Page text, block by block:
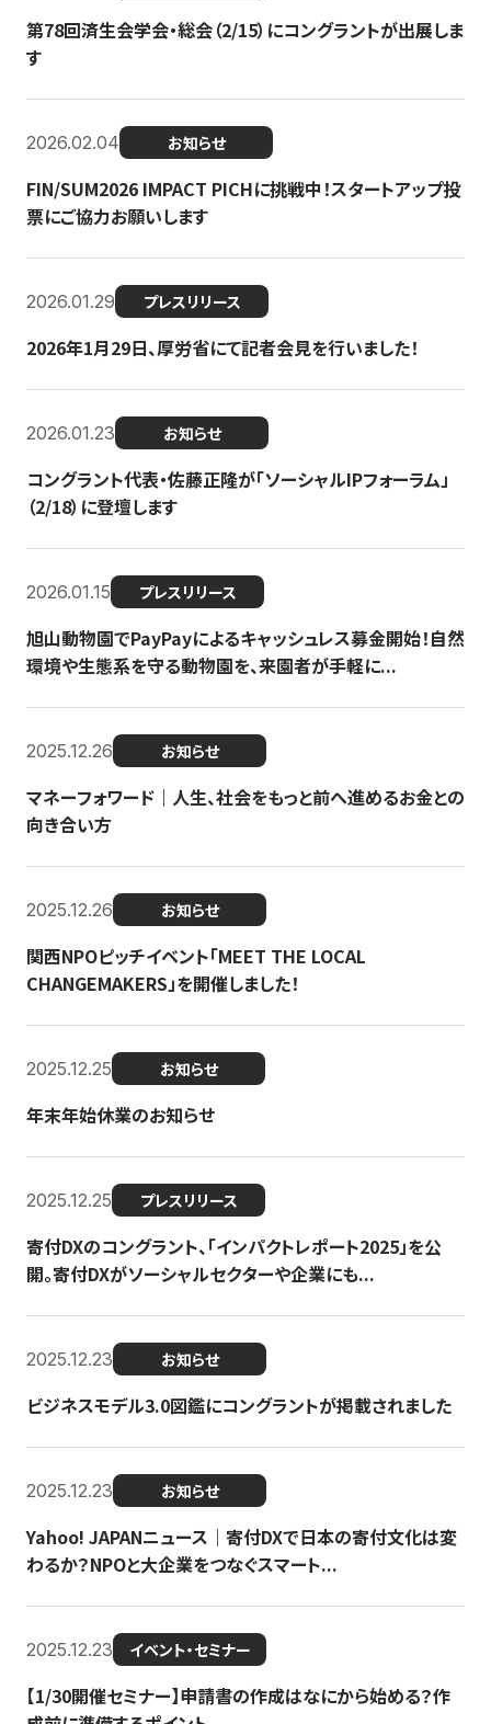
第78回済生会学会・総会（2/15）にコングラントが出展しま
す
2026.02.04 お知らせ
FIN/SUM2026 IMPACT PICHに挑戦中！スタートアップ投
票にご協力お願いします
2026.01.29 プレスリリース
2026年1月29日、厚労省にて記者会見を行いました！
2026.01.23 お知らせ
コングラント代表・佐藤正隆が「ソーシャルIPフォーラム」
（2/18）に登壇します
2026.01.15 プレスリリース
旭山動物園でPayPayによるキャッシュレス募金開始！自然
環境や生態系を守る動物園を、来園者が手軽に...
2025.12.26 お知らせ
マネーフォワード｜人生、社会をもっと前へ進めるお金との
向き合い方
2025.12.26 お知らせ
関西NPOピッチイベント「MEET THE LOCAL
CHANGEMAKERS」を開催しました！
2025.12.25 お知らせ
年末年始休業のお知らせ
2025.12.25 プレスリリース
寄付DXのコングラント、「インパクトレポート2025」を公
開。寄付DXがソーシャルセクターや企業にも...
2025.12.23 お知らせ
ビジネスモデル3.0図鑑にコングラントが掲載されました
2025.12.23 お知らせ
Yahoo! JAPANニュース｜寄付DXで日本の寄付文化は変
わるか？NPOと大企業をつなぐスマート...
2025.12.23 イベント・セミナー
【1/30開催セミナー】申請書の作成はなにから始める？作